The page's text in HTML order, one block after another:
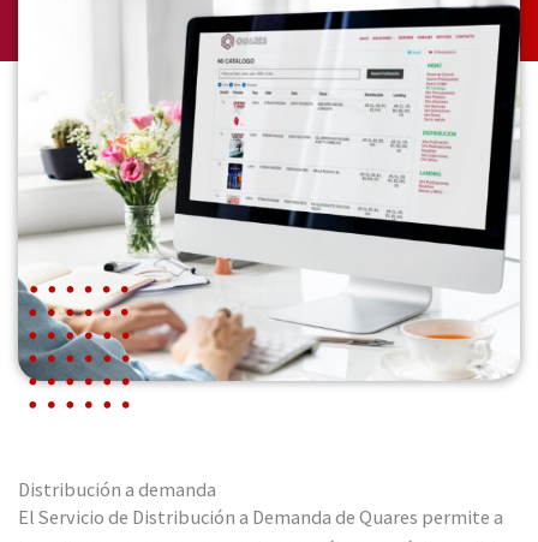
Distribución a demanda
El Servicio de Distribución a Demanda de Quares permite a